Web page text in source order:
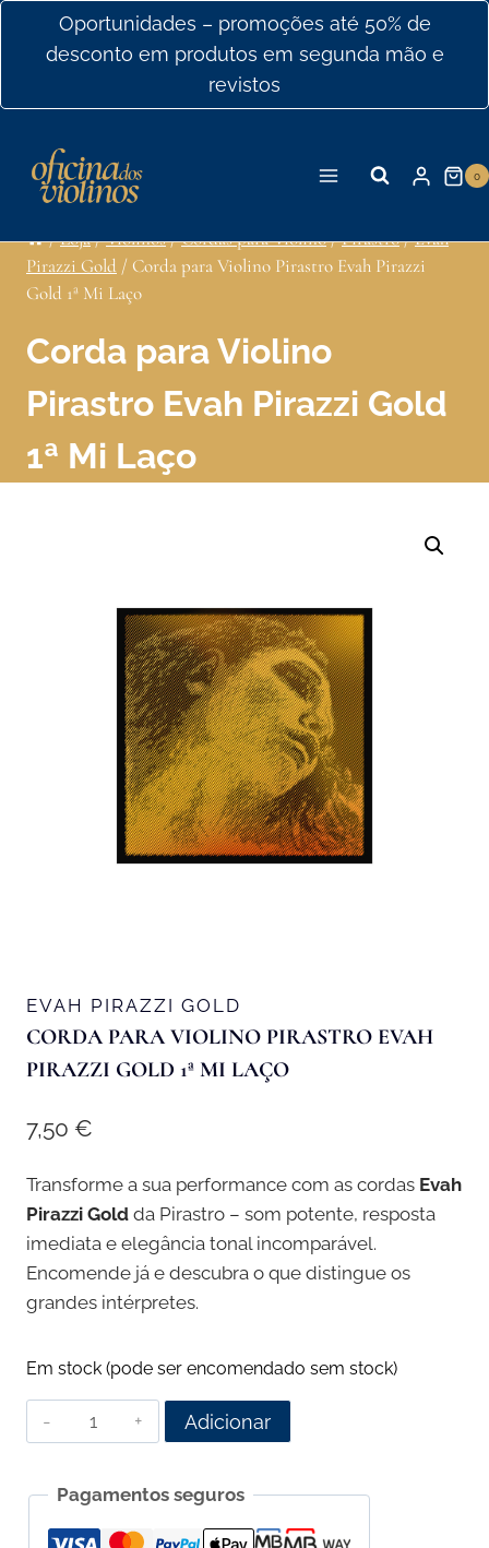
conteúdo
Oportunidades – promoções até 50% de
desconto em produtos em segunda mão e
revistos
0
/Loja/Violinos/Cordas para Violino/Pirastro/Evah
Pirazzi Gold / Corda para Violino Pirastro Evah Pirazzi
Gold 1ª Mi Laço
Corda para Violino
Pirastro Evah Pirazzi Gold
1ª Mi Laço
EVAH PIRAZZI GOLD
CORDA PARA VIOLINO PIRASTRO EVAH
PIRAZZI GOLD 1ª MI LAÇO
7,50 €
Transforme a sua performance com as cordas Evah
Pirazzi Gold da Pirastro – som potente, resposta
imediata e elegância tonal incomparável.
Encomende já e descubra o que distingue os
grandes intérpretes.
Em stock (pode ser encomendado sem stock)
Quantidade
de
para
Violino
Adicionar
Pagamentos seguros